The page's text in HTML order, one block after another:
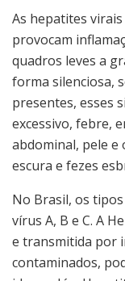
As hepatites
provocam
quadros leves a
forma silenciosa,
presentes, esses
excessivo, febre,
abdominal, pele e
escura e fezes
No Brasil, os
vírus A, B e C. A
e transmitida por
contaminados,